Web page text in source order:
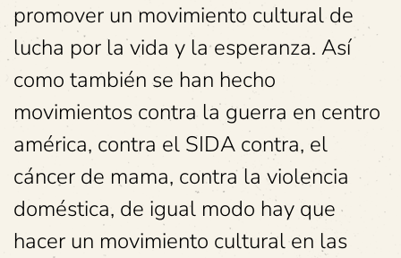
promover un movimiento cultural de
lucha por la vida y la esperanza. Así
como también se han hecho
movimientos contra la guerra en centro
américa, contra el SIDA contra, el
cáncer de mama, contra la violencia
doméstica, de igual modo hay que
hacer un movimiento cultural en las